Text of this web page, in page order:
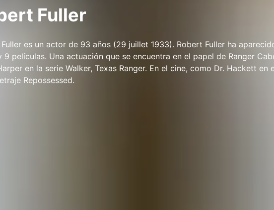
Fuller
es un actor de 93 años (29 juillet 1933). Robert Fuller ha
9 películas. Una actuación que se encuentra en el papel de Ranger
en la serie Walker, Texas Ranger. En el cine, como Dr. Hackett en
Repossessed.